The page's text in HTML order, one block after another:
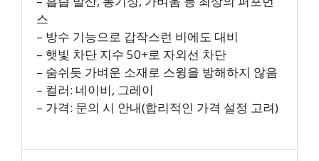
스
– 방수 기능으로 갑작스런 비에도 대비
– 햇빛 차단 지수 50+로 자외선 차단
– 숨쉬듯 가벼운 소재로 스윙을 방해하지 않음
– 컬러: 네이비, 그레이
– 가격: 문의 시 안내(합리적인 가격 설정 고려)